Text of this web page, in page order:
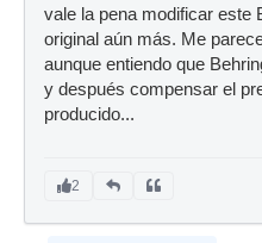
vale la pena modificar este
original aún más. Me
aunque entiendo que
y después compensar el
producido...
2